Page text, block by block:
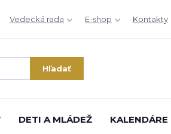
Vedecká rada E-shop Kontakty
Hľadať
DETI A MLÁDEŽ KALENDÁRE